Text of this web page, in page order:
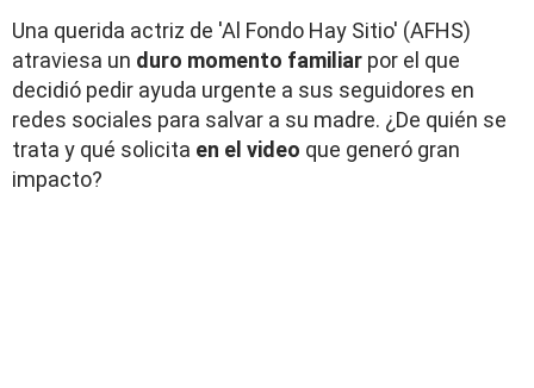
Una querida actriz de 'Al Fondo Hay Sitio' (AFHS)
atraviesa un duro momento familiar por el que
decidió pedir ayuda urgente a sus seguidores en
redes sociales para salvar a su madre. ¿De quién se
trata y qué solicita en el video que generó gran
impacto?